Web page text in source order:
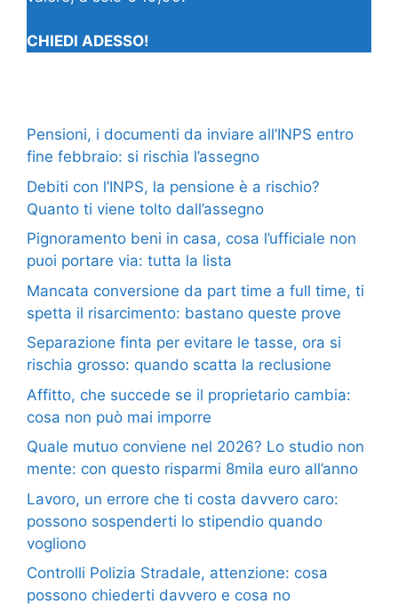
CHIEDI ADESSO!
Pensioni, i documenti da inviare all’INPS entro
fine febbraio: si rischia l’assegno
Debiti con l’INPS, la pensione è a rischio?
Quanto ti viene tolto dall’assegno
Pignoramento beni in casa, cosa l’ufficiale non
puoi portare via: tutta la lista
Mancata conversione da part time a full time, ti
spetta il risarcimento: bastano queste prove
Separazione finta per evitare le tasse, ora si
rischia grosso: quando scatta la reclusione
Affitto, che succede se il proprietario cambia:
cosa non può mai imporre
Quale mutuo conviene nel 2026? Lo studio non
mente: con questo risparmi 8mila euro all’anno
Lavoro, un errore che ti costa davvero caro:
possono sospenderti lo stipendio quando
vogliono
Controlli Polizia Stradale, attenzione: cosa
possono chiederti davvero e cosa no